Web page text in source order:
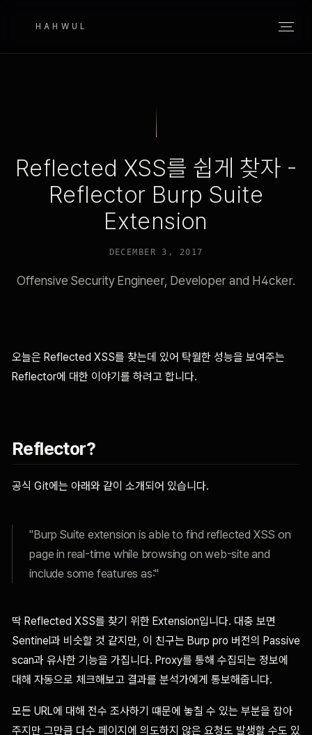
HAHWUL
Reflected XSS를 쉽게 찾자 -
Reflector Burp Suite
Extension
DECEMBER 3, 2017
Offensive Security Engineer, Developer and H4cker.
오늘은 Reflected XSS를 찾는데 있어 탁월한 성능을 보여주는
Reflector에 대한 이야기를 하려고 합니다.
Reflector?
공식 Git에는 아래와 같이 소개되어 있습니다.
"Burp Suite extension is able to find reflected XSS on
page in real-time while browsing on web-site and
include some features as:"
딱 Reflected XSS를 찾기 위한 Extension입니다. 대충 보면
Sentinel과 비슷할 것 같지만, 이 친구는 Burp pro 버전의 Passive
scan과 유사한 기능을 가집니다. Proxy를 통해 수집되는 정보에
대해 자동으로 체크해보고 결과를 분석가에게 통보해줍니다.
모든 URL에 대해 전수 조사하기 떄문에 놓칠 수 있는 부분을 잡아
주지만 그만큼 다수 페이지에 의도하지 않은 요청도 발생할 수도 있